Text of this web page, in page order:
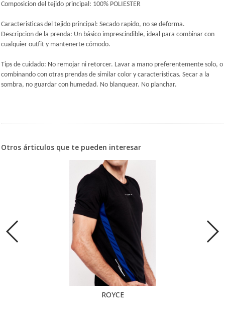
Composicion del tejido principal: 100% POLIESTER
Caracteristicas del tejido principal: Secado rapido, no se deforma.
Descripcion de la prenda: Un básico imprescindible, ideal para combinar con
cualquier outfit y mantenerte cómodo.
Tips de cuidado: No remojar ni retorcer. Lavar a mano preferentemente solo, o
combinando con otras prendas de similar color y caracteristicas. Secar a la
sombra, no guardar con humedad. No blanquear. No planchar.
Otros árticulos que te pueden interesar
ROYCE